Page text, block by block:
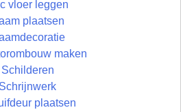
vloer leggen
plaatsen
maken
Schilderen
Schrijnwerk
plaatsen